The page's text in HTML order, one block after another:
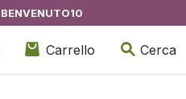
BENVENUTO10
Carrello Cerca